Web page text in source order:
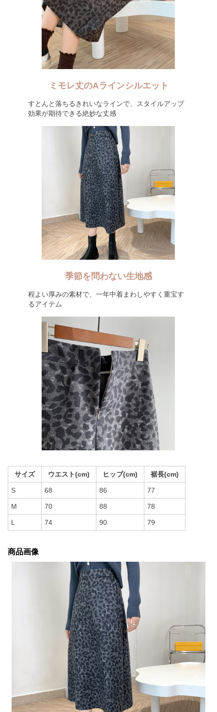
ミモレ丈のAラインシルエット
すとんと落ちるきれいなラインで、スタイルアップ
効果が期待できる絶妙な丈感
季節を問わない生地感
程よい厚みの素材で、一年中着まわしやすく重宝す
るアイテム
サイズ ウエスト(cm) ヒップ(cm) 裾長(cm)
S 68 86 77
M 70 88 78
L 74 90 79
商品画像